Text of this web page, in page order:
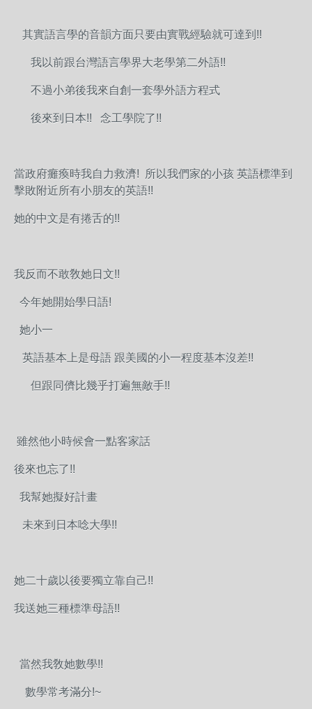
其實語言學的音韻方面只要由實戰經驗就可達到!!
我以前跟台灣語言學界大老學第二外語!!
不過小弟後我來自創一套學外語方程式
後來到日本!! 念工學院了!!
當政府癱瘓時我自力救濟! 所以我們家的小孩 英語標準到
擊敗附近所有小朋友的英語!!
她的中文是有捲舌的!!
我反而不敢敎她日文!!
今年她開始學日語!
她小一
英語基本上是母語 跟美國的小一程度基本沒差!!
但跟同儕比幾乎打遍無敵手!!
雖然他小時候會一點客家話
後來也忘了!!
我幫她擬好計畫
未來到日本唸大學!!
她二十歲以後要獨立靠自己!!
我送她三種標準母語!!
當然我敎她數學!!
數學常考滿分!~